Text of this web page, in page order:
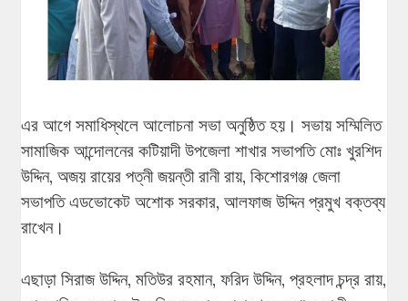
এর আগে সমাধিস্থলে আলোচনা সভা অনুষ্ঠিত হয়। সভায় সম্মিলিত
সামাজিক আন্দোলনের কটিয়াদী উপজেলা শাখার সভাপতি মোঃ খুরশিদ
উদ্দিন, অজয় রায়ের পত্নী জয়ন্তী রানী রায়, কিশোরগঞ্জ জেলা
সভাপতি এডভোকেট অশোক সরকার, আলফাজ উদ্দিন প্রমুখ বক্তব্য
রাখেন।
এছাড়া সিরাজ উদ্দিন, মতিউর রহমান, ফরিদ উদ্দিন, প্রহলাদ চন্দ্র রায়,